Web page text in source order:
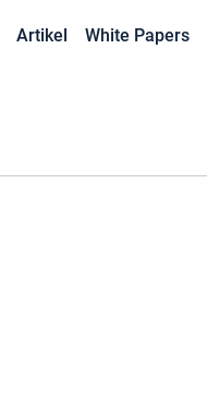
Artikel White Papers